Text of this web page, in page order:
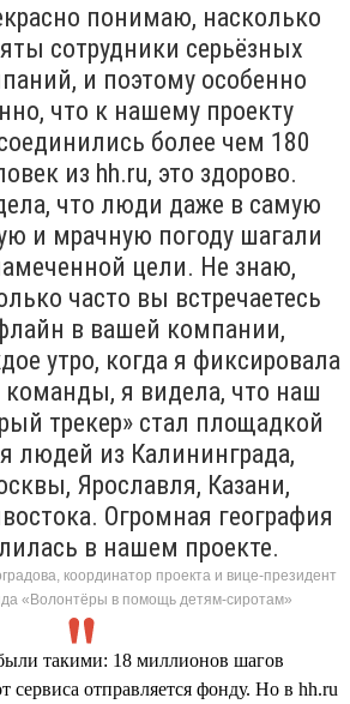
понимаю, насколько
сотрудники серьёзных
и поэтому особенно
что к нашему проекту
более чем 180
из hh.ru, это здорово.
что люди даже в самую
и мрачную погоду шагали
цели. Не знаю,
часто вы встречаетесь
в вашей компании,
утро, когда я фиксировала
команды, я видела, что наш
трекер» стал площадкой
людей из Калининграда,
Ярославля, Казани,
Огромная география
в нашем проекте.
координатор проекта и вице-президент
«Волонтёры в помощь детям-сиротам»
такими: 18 миллионов шагов
сервиса отправляется фонду. Но в hh.ru